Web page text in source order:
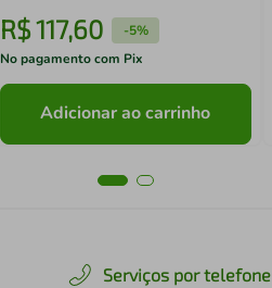
R$117,60 -5%
No pagamento com Pix
Adicionar ao carrinho
Serviços por telefone